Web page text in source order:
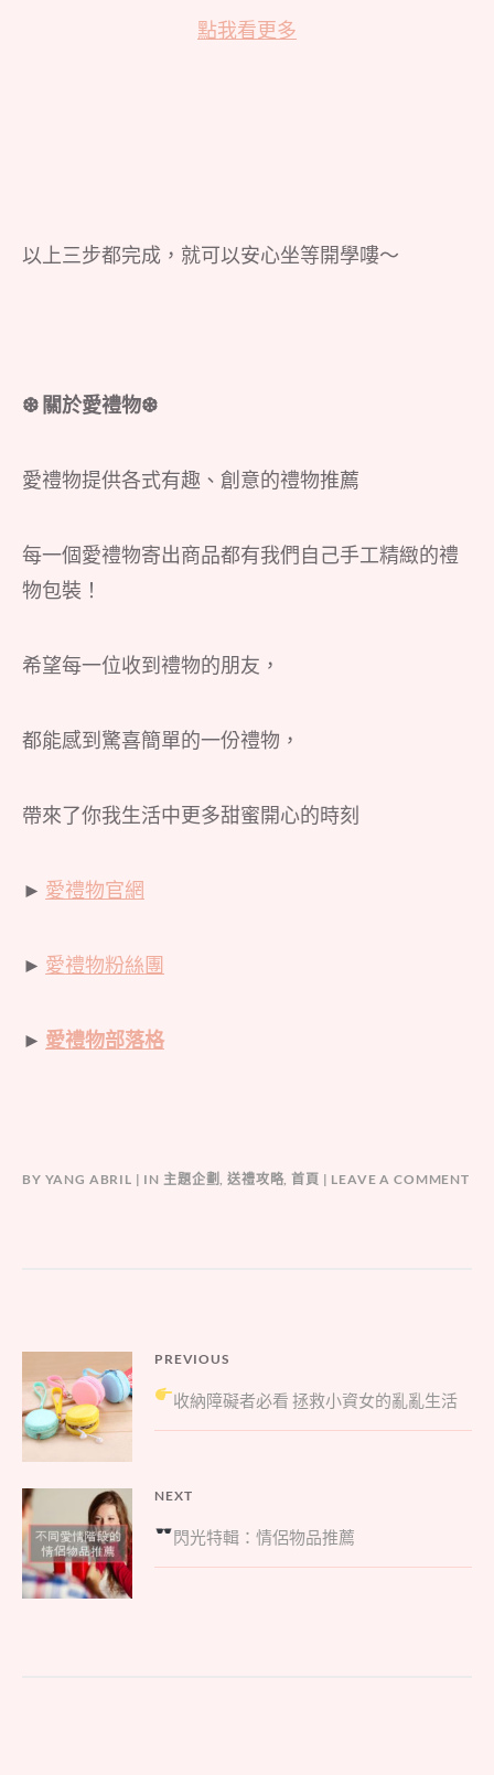
點我看更多
以上三步都完成，就可以安心坐等開學嘍～
❆ 關於愛禮物❆
愛禮物提供各式有趣、創意的禮物推薦
每一個愛禮物寄出商品都有我們自己手工精緻的禮
物包裝！
希望每一位收到禮物的朋友，
都能感到驚喜簡單的一份禮物，
帶來了你我生活中更多甜蜜開心的時刻
► 愛禮物官網
► 愛禮物粉絲團
► 愛禮物部落格
BY YANG ABRIL IN 主題企劃,送禮攻略,首頁 LEAVE A COMMENT
章
導
覽
PREVIOUS
Previous
post:
收納障礙者必看拯救小資女的亂亂生活
NEXT
Next
post:
閃光特輯：情侶物品推薦